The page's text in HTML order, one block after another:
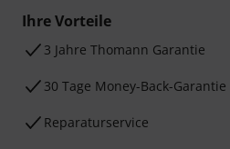
Ihre Vorteile
3 Jahre Thomann Garantie
30 Tage Money-Back-Garantie
Reparaturservice